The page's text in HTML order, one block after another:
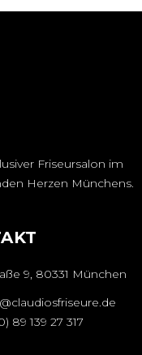
Friseursalon im
Herzen Münchens.
9, 80331 München
89 139 27 317